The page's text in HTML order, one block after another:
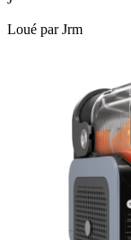
Loué parJrm